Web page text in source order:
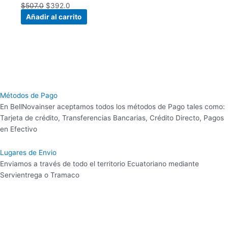
$507.0 $392.0
Añadir al carrito
Métodos de Pago
En BellNovainser aceptamos todos los métodos de Pago tales como:
Tarjeta de crédito, Transferencias Bancarias, Crédito Directo, Pagos
en Efectivo
Lugares de Envio
Enviamos a través de todo el territorio Ecuatoriano mediante
Servientrega o Tramaco